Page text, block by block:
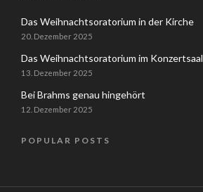
Das Weihnachtsoratorium in der Kirche
20. Dezember 2025
Das Weihnachtsoratorium im Konzertsaal
13. Dezember 2025
Bei Brahms genau hingehört
12. Dezember 2025
POPULAR POSTS